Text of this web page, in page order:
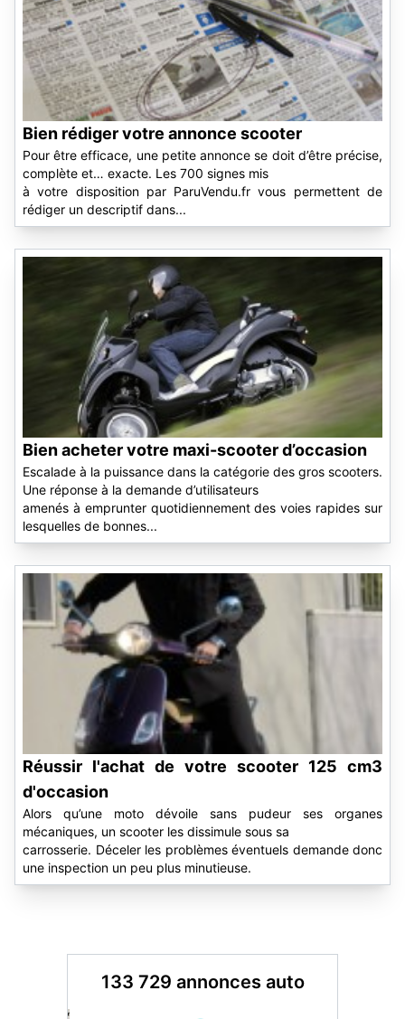
Bien rédiger votre annonce scooter
Pour être efficace, une petite annonce se doit d’être précise,
complète et… exacte. Les 700 signes mis
à votre disposition par ParuVendu.fr vous permettent de
rédiger un descriptif dans...
Bien acheter votre maxi-scooter d’occasion
Escalade à la puissance dans la catégorie des gros scooters.
Une réponse à la demande d’utilisateurs
amenés à emprunter quotidiennement des voies rapides sur
lesquelles de bonnes...
Réussir l'achat de votre scooter 125 cm3
d'occasion
Alors qu’une moto dévoile sans pudeur ses organes
mécaniques, un scooter les dissimule sous sa
carrosserie. Déceler les problèmes éventuels demande donc
une inspection un peu plus minutieuse.
133 729 annonces auto